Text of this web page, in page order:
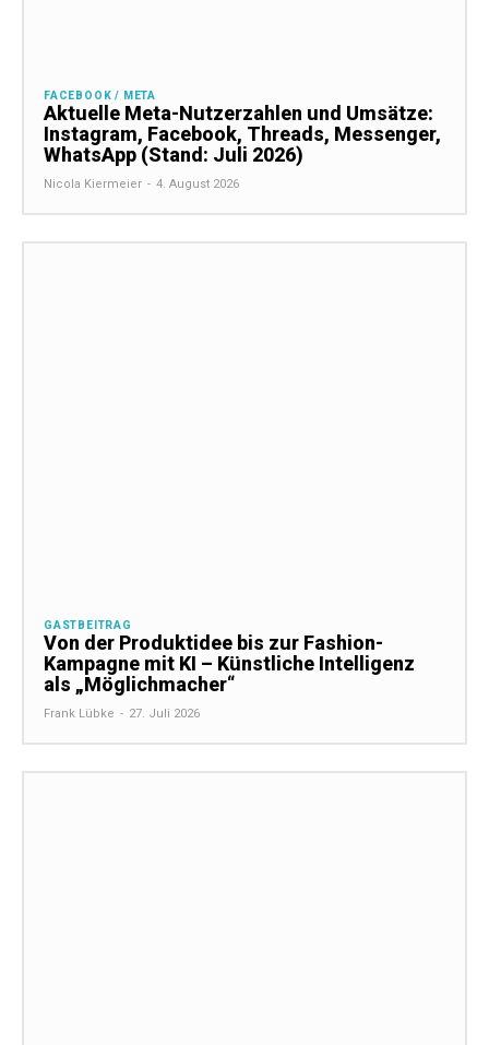
FACEBOOK / META
Aktuelle Meta-Nutzerzahlen und Umsätze:
Instagram, Facebook, Threads, Messenger,
WhatsApp (Stand: Juli 2026)
Nicola Kiermeier - 4. August 2026
GASTBEITRAG
Von der Produktidee bis zur Fashion-
Kampagne mit KI – Künstliche Intelligenz
als „Möglichmacher“
Frank Lübke - 27. Juli 2026